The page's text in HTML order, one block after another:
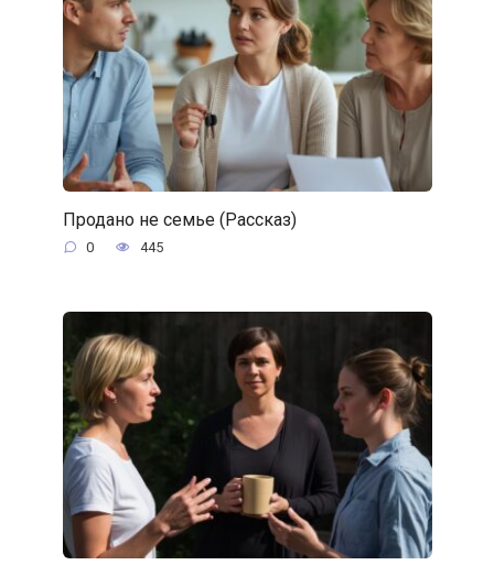
Продано не семье (Рассказ)
0 445